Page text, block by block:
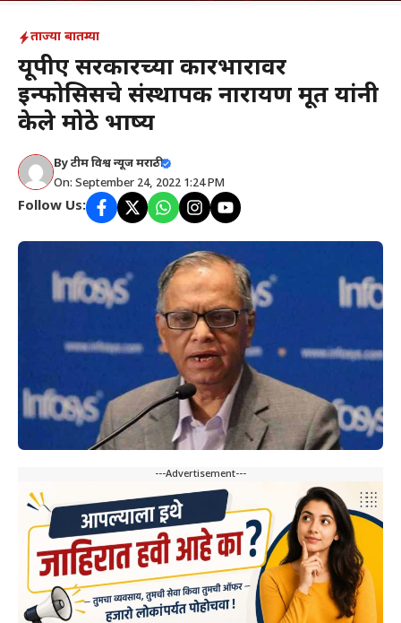
ताज्या बातम्या
यूपीए सरकारच्या कारभारावर
इन्फोसिसचे संस्थापक नारायण मूर्ती यांनी
केले मोठे भाष्य
Byटीम विश्व न्यूज मराठी
On: September 24, 2022 1:24 PM
Follow Us:
---Advertisement---